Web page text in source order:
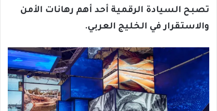
تصبح السيادة الرقمية أحد أهم رهانات الأمن
والاستقرار في الخليج العربي.